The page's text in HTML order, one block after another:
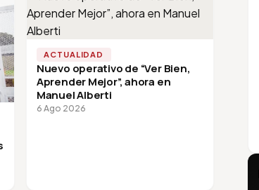
ACTUALIDAD
Nuevo operativo de “Ver Bien,
Aprender Mejor”, ahora en
Manuel Alberti
6 Ago 2026